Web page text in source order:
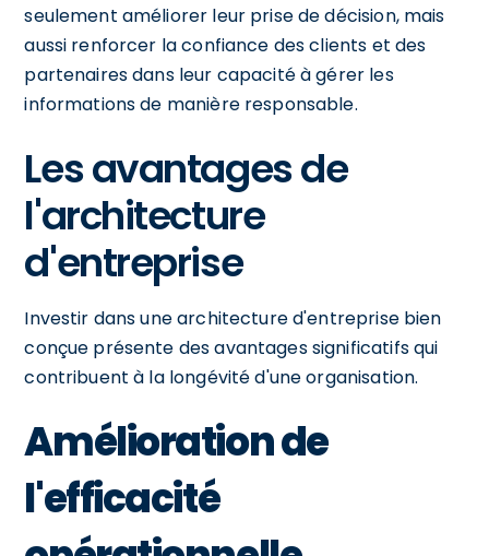
seulement améliorer leur prise de décision, mais
aussi renforcer la confiance des clients et des
partenaires dans leur capacité à gérer les
informations de manière responsable.
Les avantages de
l'architecture
d'entreprise
Investir dans une architecture d'entreprise bien
conçue présente des avantages significatifs qui
contribuent à la longévité d'une organisation.
Amélioration de
l'efficacité